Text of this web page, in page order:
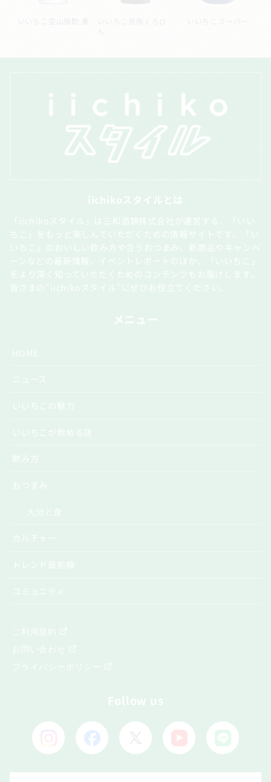
iichikoスタイルとは
「iichikoスタイル」は三和酒類株式会社が運営する、「いい
ちこ」をもっと楽しんでいただくための情報サイトです。「い
いちこ」のおいしい飲み方や合うおつまみ、新商品やキャンペ
ーンなどの最新情報、イベントレポートのほか、「いいちこ」
をより深く知っていただくためのコンテンツもお届けします。
皆さまの“iichikoスタイル”にぜひお役立てください。
メニュー
HOME
ニュース
いいちこの魅力
いいちこが飲める店
飲み方
おつまみ
カルチャー
トレンド最前線
コミュニティ
ご利用規約
お問い合わせ
プライバシーポリシー
Follow us